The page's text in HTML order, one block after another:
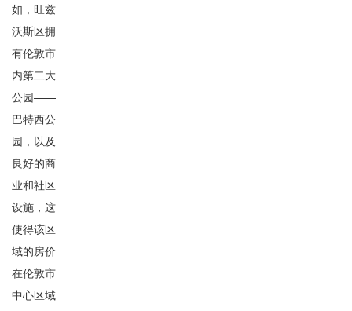
如，旺兹
沃斯区拥
有伦敦市
内第二大
公园——
巴特西公
园，以及
良好的商
业和社区
设施，这
使得该区
域的房价
在伦敦市
中心区域